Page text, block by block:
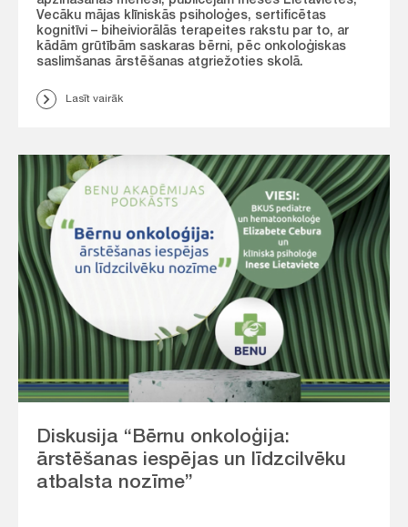
Vecāku mājas klīniskās psiholoģes, sertificētas
kognitīvi – biheiviorālās terapeites rakstu par to, ar
kādām grūtībām saskaras bērni, pēc onkoloģiskas
saslimšanas ārstēšanas atgriežoties skolā.
Lasīt vairāk
Diskusija “Bērnu onkoloģija:
ārstēšanas iespējas un līdzcilvēku
atbalsta nozīme”